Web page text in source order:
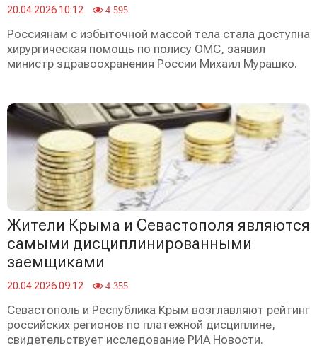
20.04.2026 10:12 4 595
Россиянам с избыточной массой тела стала доступна
хирургическая помощь по полису ОМС, заявил
министр здравоохранения России Михаил Мурашко.
Жители Крыма и Севастополя являются
самыми дисциплинированными
заемщиками
20.04.2026 09:12 4 355
Севастополь и Республика Крым возглавляют рейтинг
российских регионов по платежной дисциплине,
свидетельствует исследование РИА Новости.